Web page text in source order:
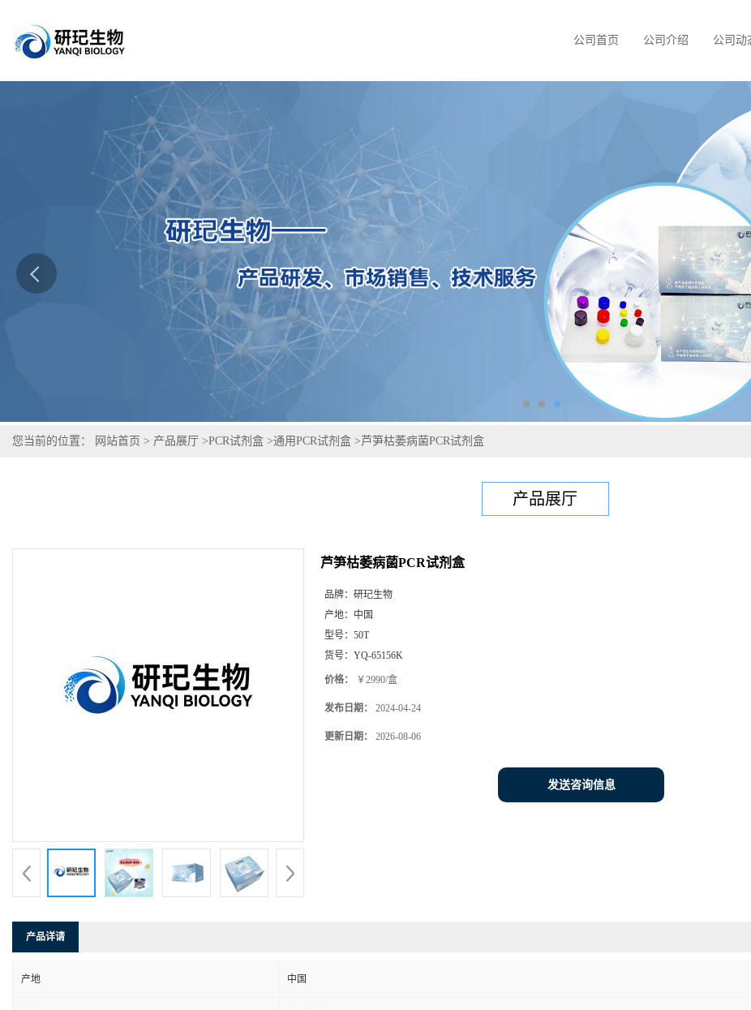
公司首页 公司介绍 公司动
您当前的位置： 网站首页 > 产品展厅 >PCR试剂盒 >通用PCR试剂盒 >芦笋枯萎病菌PCR试剂盒
产品展厅
芦笋枯萎病菌PCR试剂盒
品牌： 研玘生物
产地： 中国
型号： 50T
货号： YQ-65156K
价格： ￥2990/盒
发布日期： 2024-04-24
更新日期： 2026-08-06
发送咨询信息
产品详请
产地 中国